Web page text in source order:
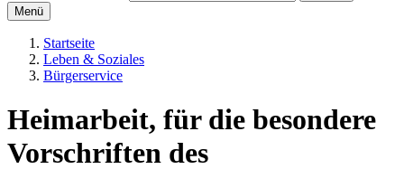
Menü
Startseite
Leben & Soziales
Bürgerservice
Heimarbeit, für die besondere
Vorschriften des